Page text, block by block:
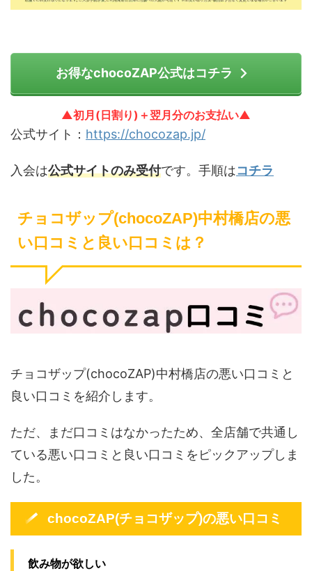
お得なchocoZAP公式はコチラ
▲初月(日割り)＋翌月分のお支払い▲
公式サイト： https://chocozap.jp/
入会は公式サイトのみ受付です。手順はコチラ
チョコザップ(chocoZAP)中村橋店の悪
い口コミと良い口コミは？
チョコザップ(chocoZAP)中村橋店の悪い口コミと
良い口コミを紹介します。
ただ、まだ口コミはなかったため、全店舗で共通し
ている悪い口コミと良い口コミをピックアップしま
した。
chocoZAP(チョコザップ)の悪い口コミ
飲み物が欲しい